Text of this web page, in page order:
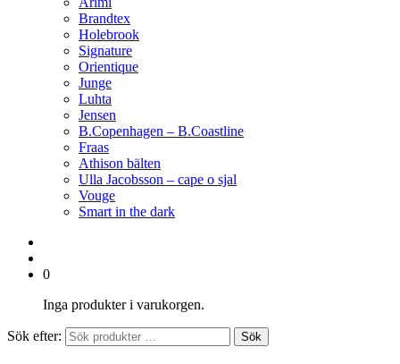
Brandtex
Holebrook
Signature
Orientique
Junge
Luhta
Jensen
B.Copenhagen – B.Coastline
Fraas
Athison bälten
Ulla Jacobsson – cape o sjal
Vouge
Smart in the dark
0
Inga produkter i varukorgen.
Sök efter: Sök